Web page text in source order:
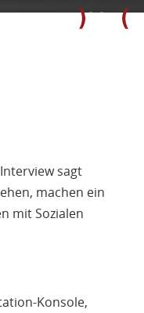
sagt
machen ein
mit Sozialen
Konsole,